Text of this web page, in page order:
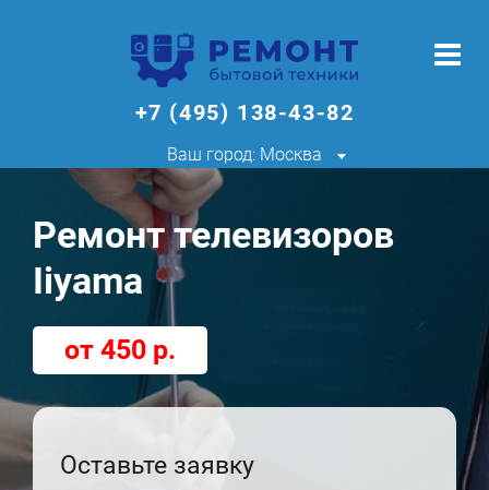
+7 (495) 138-43-82
Ваш город: Москва
Ремонт телевизоров
Iiyama
от 450 р.
Оставьте заявку